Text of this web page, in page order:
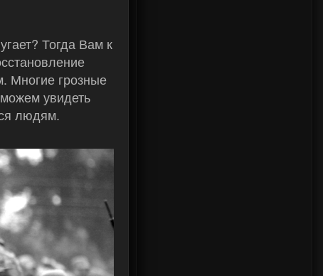
Тогда Вам к
Многие грозные
увидеть
людям.